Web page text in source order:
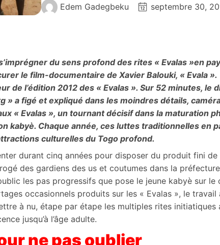
Edem Gadegbeku septembre 30,
du sens profond des rites « Evalas »en
le film-documentaire de Xavier Balouki, « Evala
de l’édition 2012 des « Evalas ». Sur 52 minutes, le
» a figé et expliqué dans les moindres détails,
« Evalas », un tournant décisif dans la maturation
kabyè. Chaque année, ces luttes traditionnelles en
culturelles du Togo profond.
durant cinq années pour disposer du produit fini
des gardiens des us et coutumes dans la
les pas progressifs que pose le jeune kabyè sur le
occasionnels produits sur les « Evalas », le
à nu, étape par étape les multiples rites initiatiques
jusqu’à l’âge adulte.
ne pas oublier